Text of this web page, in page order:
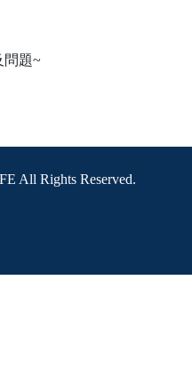
問題~
All Rights Reserved.